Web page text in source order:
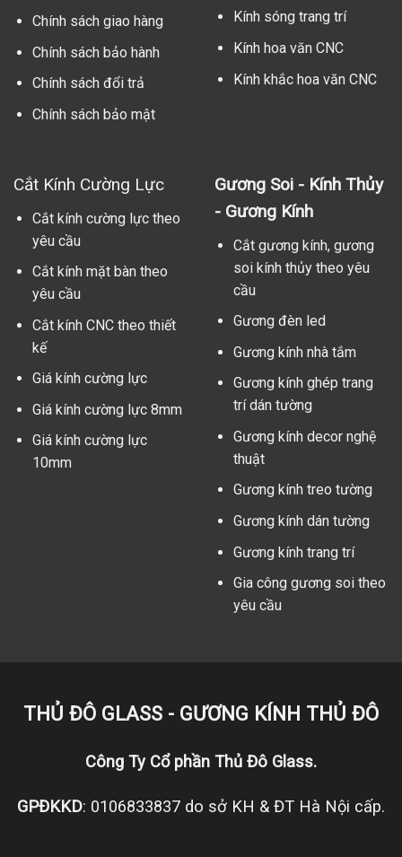
Chính sách giao hàng
Chính sách bảo hành
Chính sách đổi trả
Chính sách bảo mật
Kính sóng trang trí
Kính hoa văn CNC
Kính khắc hoa văn CNC
Cắt Kính Cường Lực
Cắt kính cường lực theo
yêu cầu
Cắt kính mặt bàn theo
yêu cầu
Cắt kính CNC theo thiết
kế
Giá kính cường lực
Giá kính cường lực 8mm
Giá kính cường lực
10mm
Gương Soi - Kính Thủy
- Gương Kính
Cắt gương kính, gương
soi kính thủy theo yêu
cầu
Gương đèn led
Gương kính nhà tắm
Gương kính ghép trang
trí dán tường
Gương kính decor nghệ
thuật
Gương kính treo tường
Gương kính dán tường
Gương kính trang trí
Gia công gương soi theo
yêu cầu
THỦ ĐÔ GLASS - GƯƠNG KÍNH THỦ ĐÔ
Công Ty Cổ phần Thủ Đô Glass.
GPĐKKD: 0106833837 do sở KH & ĐT Hà Nội cấp.